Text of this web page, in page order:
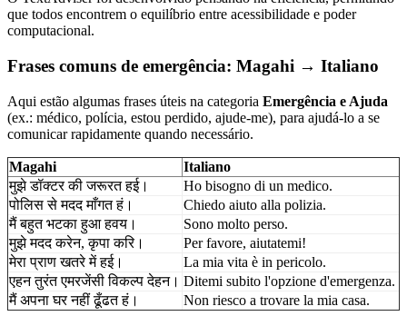
que todos encontrem o equilíbrio entre acessibilidade e poder
computacional.
Frases comuns de emergência: Magahi → Italiano
Aqui estão algumas frases úteis na categoria Emergência e Ajuda
(ex.: médico, polícia, estou perdido, ajude-me), para ajudá-lo a se
comunicar rapidamente quando necessário.
Magahi
Italiano
मुझे डॉक्टर की जरूरत हई।
Ho bisogno di un medico.
पोलिस से मदद माँगत हं।
Chiedo aiuto alla polizia.
मैं बहुत भटका हुआ हवय।
Sono molto perso.
मुझे मदद करेन, कृपा करि।
Per favore, aiutatemi!
मेरा प्राण खतरे में हई।
La mia vita è in pericolo.
एहन तुरंत एमरजेंसी विकल्प देहन। Ditemi subito l'opzione d'emergenza.
मैं अपना घर नहीं ढूँढत हं।
Non riesco a trovare la mia casa.